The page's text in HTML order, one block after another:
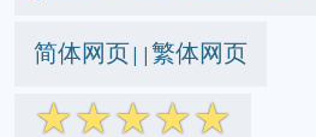
简体网页||繁体网页
☆☆☆☆☆